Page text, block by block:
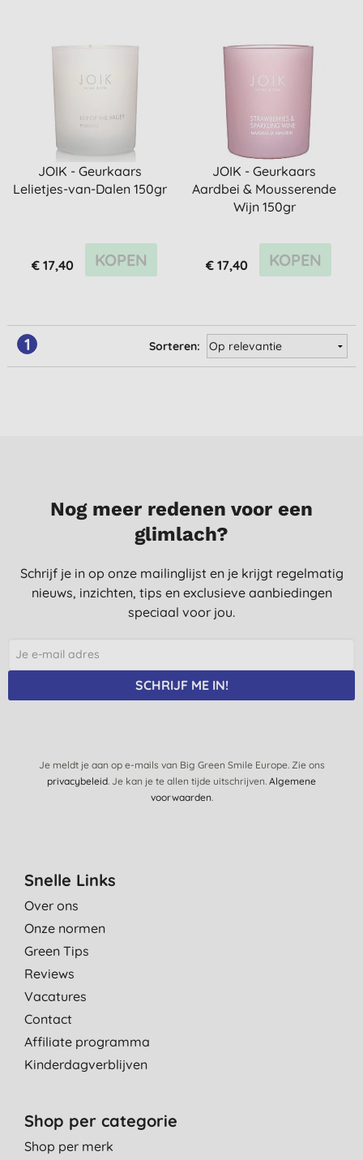
JOIK - Geurkaars
Lelietjes-van-Dalen 150gr
€ 17,40 KOPEN
JOIK - Geurkaars
Aardbei & Mousserende
Wijn 150gr
€ 17,40 KOPEN
1 Sorteren:
Nog meer redenen voor een
glimlach?
Schrijf je in op onze mailinglijst en je krijgt regelmatig
nieuws, inzichten, tips en exclusieve aanbiedingen
speciaal voor jou.
SCHRIJF ME IN!
Je meldt je aan op e-mails van Big Green Smile Europe. Zie ons
privacybeleid. Je kan je te allen tijde uitschrijven. Algemene
voorwaarden.
Snelle Links
Over ons
Onze normen
Green Tips
Reviews
Vacatures
Contact
Affiliate programma
Kinderdagverblijven
Shop per categorie
Shop per merk